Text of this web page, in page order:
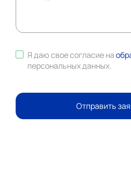
Я даю свое согласие на
персональных данных.
Отправить